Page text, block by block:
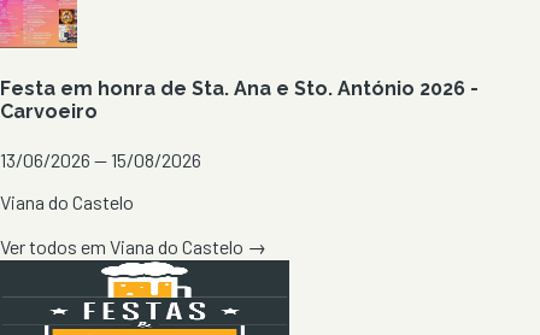
Festa em honra de Sta. Ana e Sto. António 2026 -
Carvoeiro
13/06/2026 — 15/08/2026
Viana do Castelo
Ver todos em Viana do Castelo →